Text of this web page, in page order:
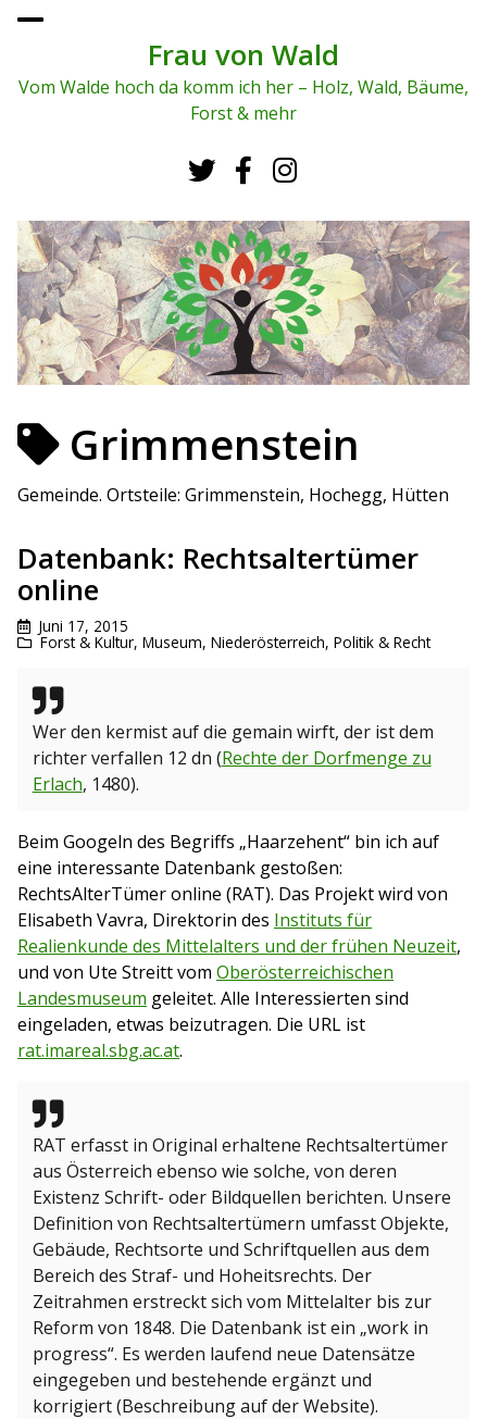
To
me
Frau von Wald
Vom Walde hoch da komm ich her – Holz, Wald, Bäume,
Forst & mehr
Grimmenstein
Gemeinde. Ortsteile: Grimmenstein, Hochegg, Hütten
Datenbank: Rechtsaltertümer
online
Juni 17, 2015
Forst & Kultur, Museum, Niederösterreich, Politik & Recht
Wer den kermist auf die gemain wirft, der ist dem
richter verfallen 12 dn (Rechte der Dorfmenge zu
Erlach, 1480).
Beim Googeln des Begriffs „Haarzehent“ bin ich auf
eine interessante Datenbank gestoßen:
RechtsAlterTümer online (RAT). Das Projekt wird von
Elisabeth Vavra, Direktorin des Instituts für
Realienkunde des Mittelalters und der frühen Neuzeit,
und von Ute Streitt vom Oberösterreichischen
Landesmuseum geleitet. Alle Interessierten sind
eingeladen, etwas beizutragen. Die URL ist
rat.imareal.sbg.ac.at.
RAT erfasst in Original erhaltene Rechtsaltertümer
aus Österreich ebenso wie solche, von deren
Existenz Schrift- oder Bildquellen berichten. Unsere
Definition von Rechtsaltertümern umfasst Objekte,
Gebäude, Rechtsorte und Schriftquellen aus dem
Bereich des Straf- und Hoheitsrechts. Der
Zeitrahmen erstreckt sich vom Mittelalter bis zur
Reform von 1848. Die Datenbank ist ein „work in
progress“. Es werden laufend neue Datensätze
eingegeben und bestehende ergänzt und
korrigiert (Beschreibung auf der Website).